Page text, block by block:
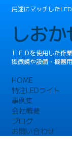
用途にマッチした
しお
ＬＥＤを使用した作
顕微鏡や設備・機器
HOME
特注LEDライト
事例集
会社概要
ブログ
お問い合わせ